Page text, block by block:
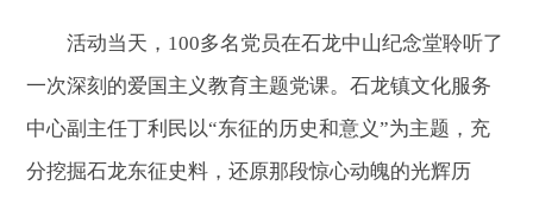
活动当天，100多名党员在石龙中山纪念堂聆听了
一次深刻的爱国主义教育主题党课。石龙镇文化服务
中心副主任丁利民以“东征的历史和意义”为主题，充
分挖掘石龙东征史料，还原那段惊心动魄的光辉历